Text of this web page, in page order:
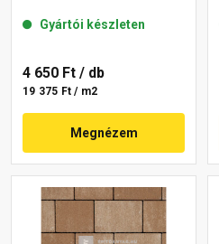
Gyártói készleten
4 650 Ft / db
19 375 Ft / m2
Megnézem